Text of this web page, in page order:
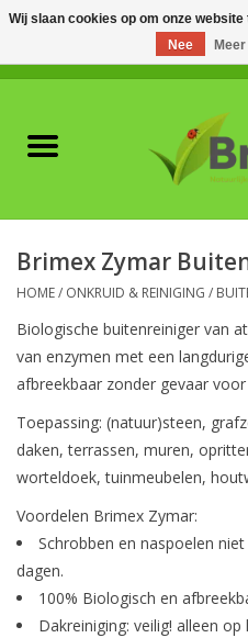
Plagen & Ziekten
Wildwering
Meststoffen en
Bodemverbeteraars
Bestuiving
Brimex kaarten
Brimex Zymar
HOME/ ONKRUID & REINIGING /
Biologische buitenreiniger van
van enzymen met een
afbreekbaar zonder gevaar
Toepassing: (natuur)steen,
daken, terrassen, muren,
worteldoek, tuinmeubelen,
Voordelen Brimex Zymar:
Schrobben en naspoelen
dagen.
100% Biologisch en
Dakreiniging: veilig! alleen
Wij slaan cookies op om onze
Nee